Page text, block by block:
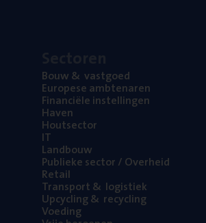
Bouw& vastgoed
Euro­pe­se ambtenaren
Finan­ci­ë­le instellingen
Haven
Hout­sec­tor
IT
Land­bouw
Publie­ke sec­tor / Overheid
Retail
Trans­port& logistiek
Upcy­cling& recycling
Voe­ding